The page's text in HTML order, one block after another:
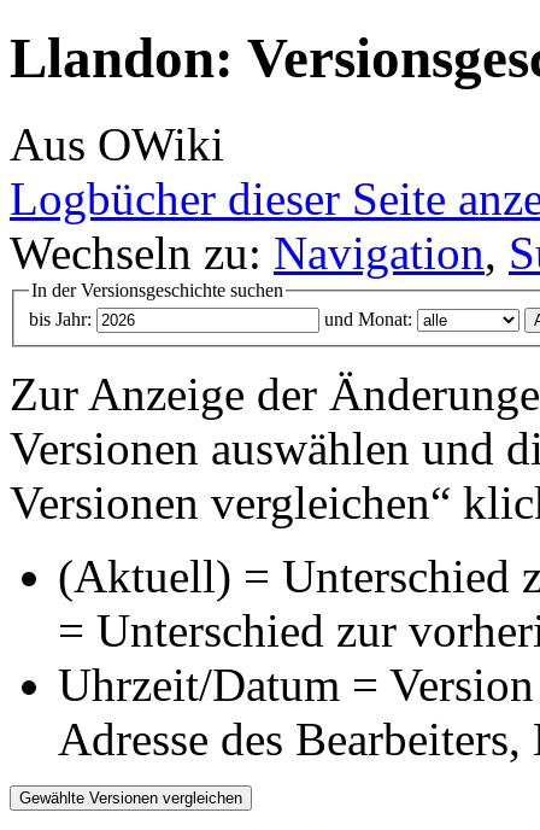
Llandon:
Aus OWiki
Logbücher dieser Seite
Wechseln zu: Navigation,
In der Versionsgeschichte suchen
bis Jahr:
und Monat:
Zur Anzeige der
Versionen auswählen und
Versionen vergleichen“
(Aktuell) = Unterschied
= Unterschied zur
Uhrzeit/Datum =
Adresse des